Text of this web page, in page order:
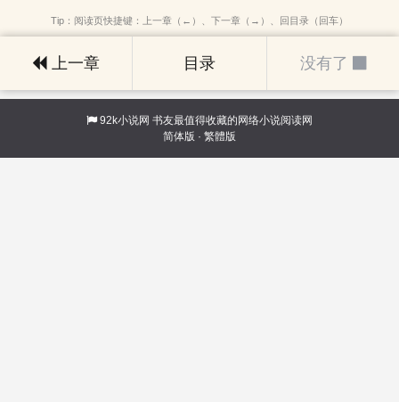
Tip：阅读页快捷键：上一章（←）、下一章（→）、回目录（回车）
上一章 目录 没有了
92k小说网 书友最值得收藏的网络小说阅读网
简体版 · 繁體版